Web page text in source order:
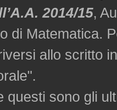
2014/15,
di Matematica.
allo scritto
questi sono gli